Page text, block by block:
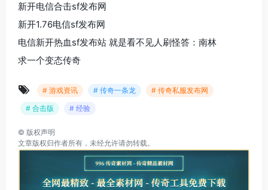
新开电信合击sf发布网
新开1.76电信sf发布网
电信新开热血sf发布站 就是看不见人刷怪答：南林
求一个变态传奇
# 游戏资讯 # 传奇一条龙
# 传奇私服发布网
# 合击版
# 经验
© 版权声明
文章版权归作者所有，未经允许请勿转载。